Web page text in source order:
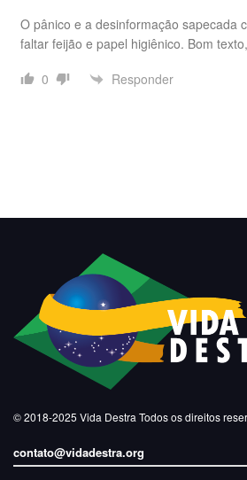
O pânico e a desinformação sapecada
faltar feijão e papel higiênico. Bom
0
Responder
© 2018-2025 Vida Destra Todos os direitos
contato@vidadestra.org